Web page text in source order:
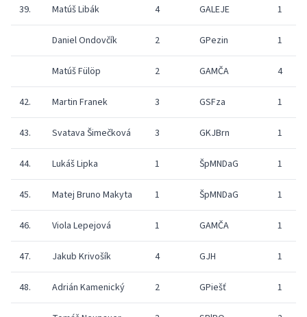
39. Matúš Libák 4 GALEJE 1
Daniel Ondovčík 2 GPezin 1
Matúš Fülöp 2 GAMČA 4
42. Martin Franek 3 GSFza 1
43. Svatava Šimečková 3 GKJBrn 1
44. Lukáš Lipka 1 ŠpMNDaG 1
45. Matej Bruno Makyta 1 ŠpMNDaG 1
46. Viola Lepejová 1 GAMČA 1
47. Jakub Krivošík 4 GJH 1
48. Adrián Kamenický 2 GPiešť 1